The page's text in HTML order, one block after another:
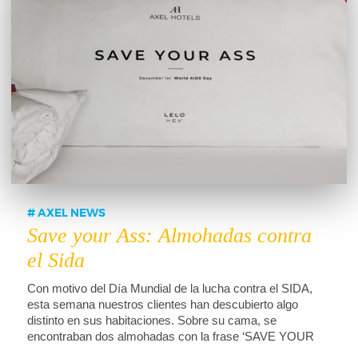
AXEL NEWS
Save your Ass: Almohadas contra
el Sida
Con motivo del Día Mundial de la lucha contra el SIDA,
esta semana nuestros clientes han descubierto algo
distinto en sus habitaciones. Sobre su cama, se
encontraban dos almohadas con la frase ‘SAVE YOUR